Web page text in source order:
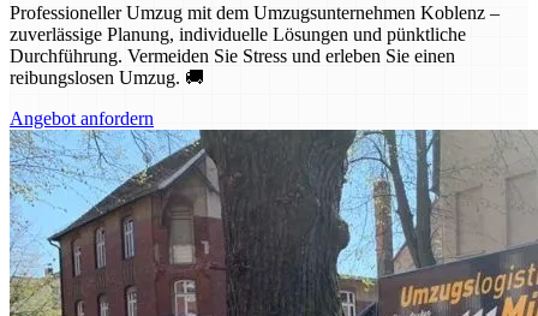
Professioneller Umzug mit dem Umzugsunternehmen Koblenz –
zuverlässige Planung, individuelle Lösungen und pünktliche
Durchführung. Vermeiden Sie Stress und erleben Sie einen
reibungslosen Umzug. 🚚
Angebot anfordern